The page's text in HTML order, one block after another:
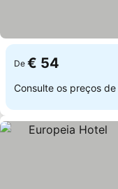
De € 54
Consulte os preços de